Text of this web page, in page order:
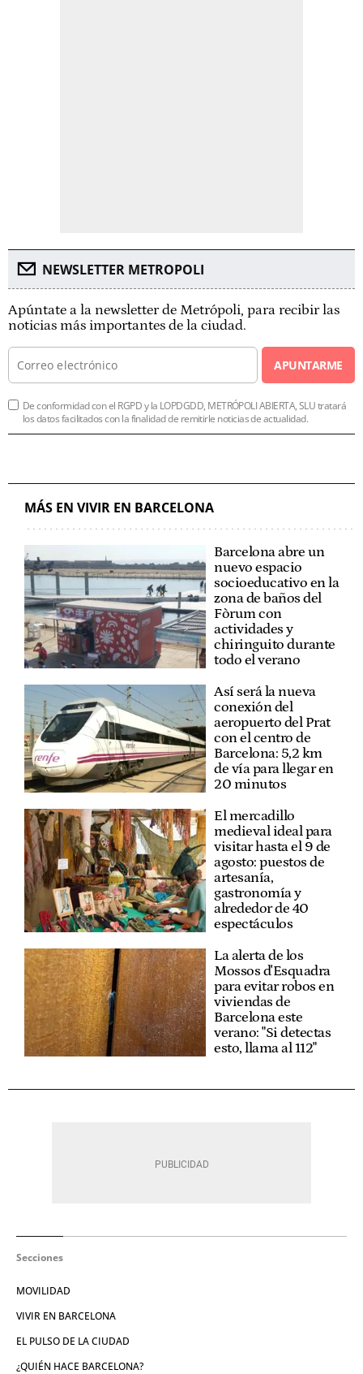
NEWSLETTER METROPOLI
Apúntate a la newsletter de Metrópoli, para recibir las
noticias más importantes de la ciudad.
APUNTARME
De conformidad con el RGPD y la LOPDGDD, METRÓPOLI ABIERTA, SLU tratará
los datos facilitados con la finalidad de remitirle noticias de actualidad.
MÁS EN VIVIR EN BARCELONA
Barcelona abre un
nuevo espacio
socioeducativo en la
zona de baños del
Fòrum con
actividades y
chiringuito durante
todo el verano
Así será la nueva
conexión del
aeropuerto del Prat
con el centro de
Barcelona: 5,2 km
de vía para llegar en
20 minutos
El mercadillo
medieval ideal para
visitar hasta el 9 de
agosto: puestos de
artesanía,
gastronomía y
alrededor de 40
espectáculos
La alerta de los
Mossos d'Esquadra
para evitar robos en
viviendas de
Barcelona este
verano: "Si detectas
esto, llama al 112"
Secciones
MOVILIDAD
VIVIR EN BARCELONA
EL PULSO DE LA CIUDAD
¿QUIÉN HACE BARCELONA?